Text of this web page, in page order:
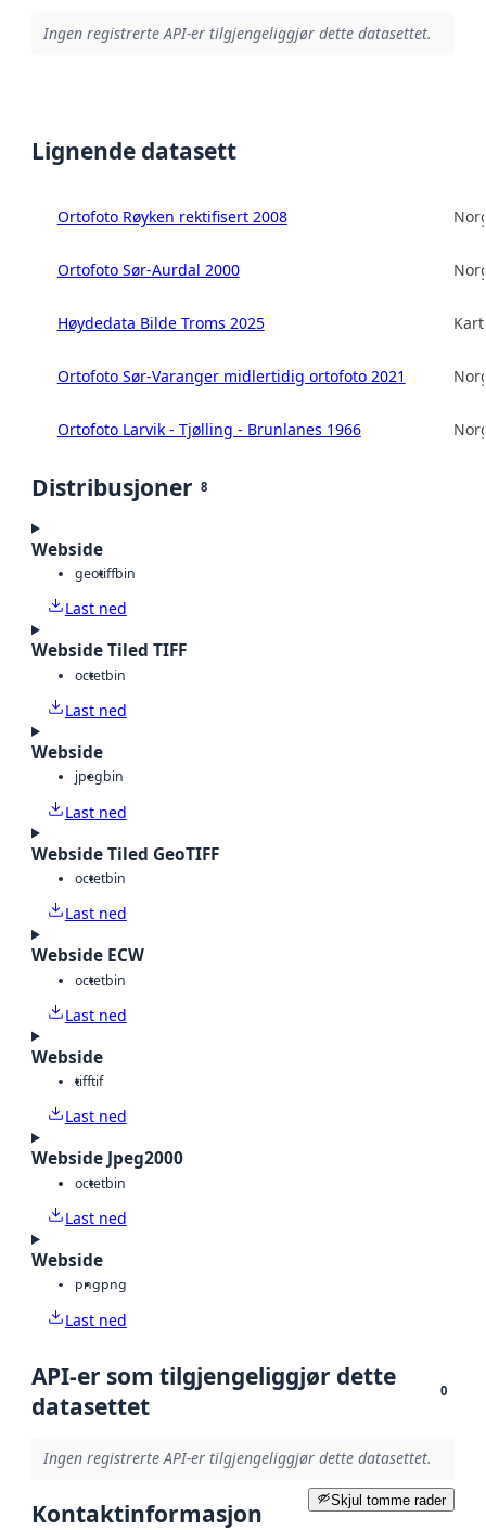
Ingen registrerte API-er tilgjengeliggjør dette datasettet.
Lignende datasett
Ortofoto Røyken rektifisert 2008
Ortofoto Sør-Aurdal 2000
Høydedata Bilde Troms 2025
Ortofoto Sør-Varanger midlertidig ortofoto 2021
Ortofoto Larvik - Tjølling - Brunlanes 1966
Distribusjoner 8
Webside
geotiffbin
Last ned
Webside Tiled TIFF
octetbin
Last ned
Webside
jpegbin
Last ned
Webside Tiled GeoTIFF
octetbin
Last ned
Webside ECW
octetbin
Last ned
Webside
tifftif
Last ned
Webside Jpeg2000
octetbin
Last ned
Webside
pngpng
Last ned
API-er som tilgjengeliggjør dette
datasettet
0
Ingen registrerte API-er tilgjengeliggjør dette datasettet.
Skjul tomme rader
Kontaktinformasjon